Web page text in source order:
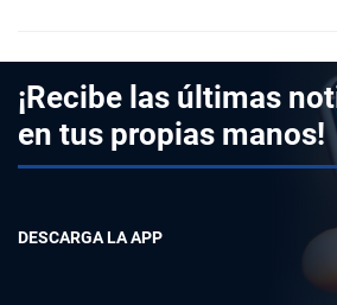
¡Recibe las últimas
en tus propias manos!
DESCARGA LA APP